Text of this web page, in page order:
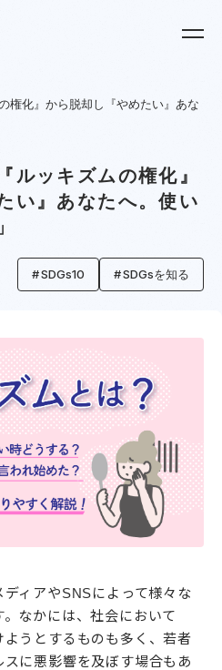
権化』から脱却し『やめたい』あな
ルッキズムの権化』
い』あなたへ。使い
SDGs10 SDGsを知る
ィアやSNSによって様々な
なかには、社会において
ようとするものも多く、若者
に悪影響を及ぼす場合もあ